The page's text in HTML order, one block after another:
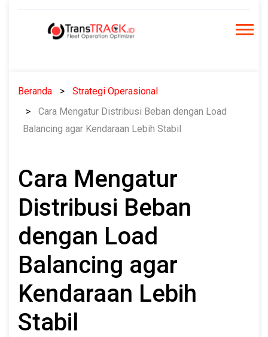
Beranda
Strategi Operasional
Cara Mengatur Distribusi Beban dengan Load
Balancing agar Kendaraan Lebih Stabil
Cara Mengatur
Distribusi Beban
dengan Load
Balancing agar
Kendaraan Lebih
Stabil